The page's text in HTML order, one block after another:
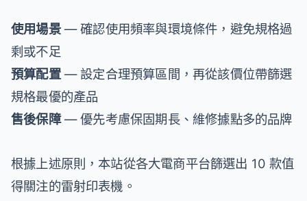
使用場景— 確認使用頻率與環境條件，避免規格過
剩或不足
預算配置— 設定合理預算區間，再從該價位帶篩選
規格最優的產品
售後保障— 優先考慮保固期長、維修據點多的品牌
根據上述原則，本站從各大電商平台篩選出 10 款值
得關注的雷射印表機。